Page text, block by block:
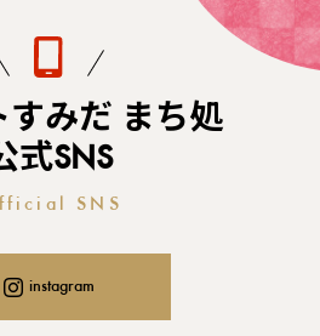
すみだ まち処
式SNS
SNS
instagram